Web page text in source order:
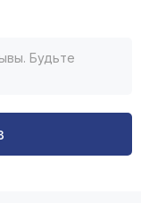
Будьте